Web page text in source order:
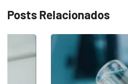
Posts Relacionados